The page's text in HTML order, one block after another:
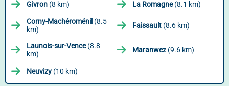
Givron (8 km) La Romagne(8.1 km)
Corny-Machéroménil (8.5
km)
Faissault (8.6 km)
Launois-sur-Vence(8.8
km)
Maranwez (9.6 km)
Neuvizy (10 km)